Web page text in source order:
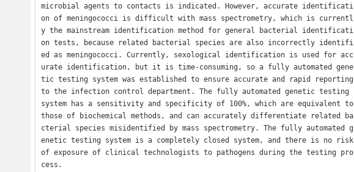
microbial agents to contacts is indicated. However, accurate identificati
on of meningococci is difficult with mass spectrometry, which is currentl
y the mainstream identification method for general bacterial identificati
on tests, because related bacterial species are also incorrectly identifi
ed as meningococci. Currently, sexological identification is used for acc
urate identification, but it is time-consuming, so a fully automated gene
tic testing system was established to ensure accurate and rapid reporting
to the infection control department. The fully automated genetic testing
system has a sensitivity and specificity of 100%, which are equivalent to
those of biochemical methods, and can accurately differentiate related ba
cterial species misidentified by mass spectrometry. The fully automated g
enetic testing system is a completely closed system, and there is no risk
of exposure of clinical technologists to pathogens during the testing pro
cess.